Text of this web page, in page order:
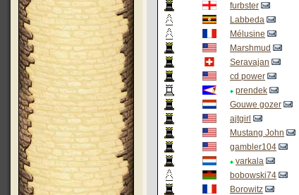
furbster
Labbeda
Mélusine
Marshmud
Seravajan
cd power
prendek
Gouwe gozer
ajtgirl
Mustang John
gambler104
varkala
bobowski74
Borowitz